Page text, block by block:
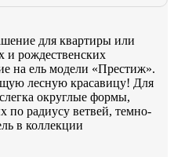
для квартиры или
и рождественских
на ель модели «Престиж».
лесную красавицу! Для
округлые формы,
радиусу ветвей, темно-
в коллекции